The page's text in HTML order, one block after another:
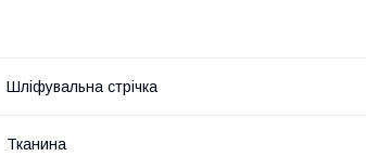
Шліфувальна стрічка
Тканина